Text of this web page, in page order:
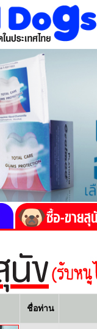
ชื่อท่าน